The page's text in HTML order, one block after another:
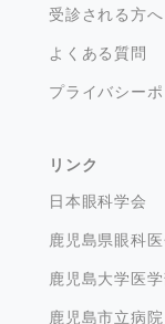
受診される方へ
よくある質問
プライバシー
リンク
日本眼科学会
鹿児島県眼科
鹿児島大学医
鹿児島市立病院